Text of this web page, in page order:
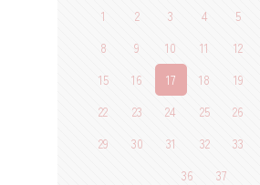
1 2 3 4 5
8
9 10 11 12
15
16 17 18 19
22
23 24 25 26
29
30 31 32 33
36
37